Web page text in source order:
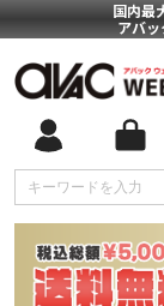
国内最
アバ